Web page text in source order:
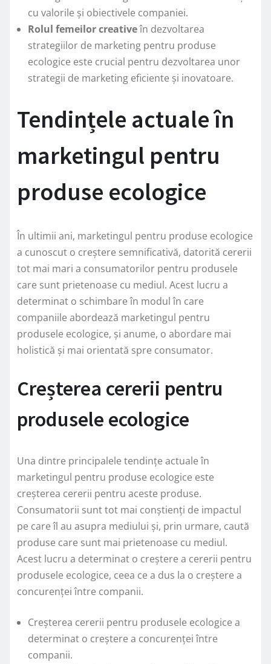
cu valorile și obiectivele companiei.
Rolul femeilor creativeîn dezvoltarea
strategiilor de marketing pentru produse
ecologice este crucial pentru dezvoltarea unor
strategii de marketing eficiente și inovatoare.
Tendințele actuale în
marketingul pentru
produse ecologice
În ultimii ani, marketingul pentru produse ecologice
a cunoscut o creștere semnificativă, datorită cererii
tot mai mari a consumatorilor pentru produsele
care sunt prietenoase cu mediul. Acest lucru a
determinat o schimbare în modul în care
companiile abordează marketingul pentru
produsele ecologice, și anume, o abordare mai
holistică și mai orientată spre consumator.
Creșterea cererii pentru
produsele ecologice
Una dintre principalele tendințe actuale în
marketingul pentru produse ecologice este
creșterea cererii pentru aceste produse.
Consumatorii sunt tot mai conștienți de impactul
pe care îl au asupra mediului și, prin urmare, caută
produse care sunt mai prietenoase cu mediul.
Acest lucru a determinat o creștere a cererii pentru
produsele ecologice, ceea ce a dus la o creștere a
concurenței între companii.
Creșterea cererii pentru produsele ecologice a
determinat o creștere a concurenței între
companii.